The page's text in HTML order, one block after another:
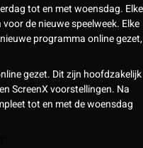
tot en met woensdag. Elke
de nieuwe speelweek. Elke
programma online gezet,
gezet. Dit zijn hoofdzakelijk
ScreenX voorstellingen. Na
tot en met de woensdag